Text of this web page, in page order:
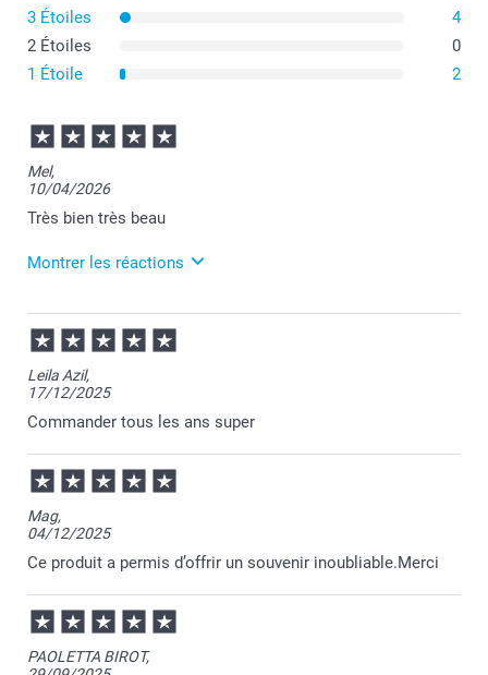
3 Étoiles
4
2 Étoiles
0
1 Étoile
2
Mel,
10/04/2026
Très bien très beau
Montrer les réactions
14/04/2026
08:49
Merci Mélodie pour votre commande et je suis ravie
d'apprendre votre satisfaction, c'est notre plus belle
récompense.
Passez une belle journée.
Florence@smartphoto
Leila Azil,
17/12/2025
Commander tous les ans super
Mag,
04/12/2025
Ce produit a permis d’offrir un souvenir inoubliable.Merci
PAOLETTA BIROT,